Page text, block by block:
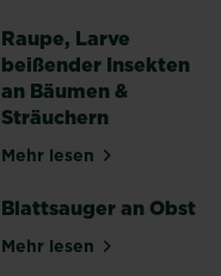
Raupe, Larve
beißender Insekten
an Bäumen &
Sträuchern
Mehr lesenüber Raupe, Larve
Blattsauger an Obst
Mehr lesenüber Blattsauger